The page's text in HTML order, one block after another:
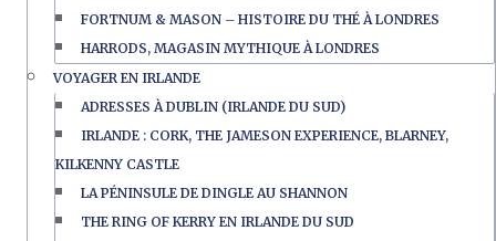
FORTNUM & MASON – HISTOIRE DU THÉ À LONDRES
HARRODS, MAGASIN MYTHIQUE À LONDRES
VOYAGER EN IRLANDE
ADRESSES À DUBLIN (IRLANDE DU SUD)
IRLANDE : CORK, THE JAMESON EXPERIENCE, BLARNEY,
KILKENNY CASTLE
LA PÉNINSULE DE DINGLE AU SHANNON
THE RING OF KERRY EN IRLANDE DU SUD